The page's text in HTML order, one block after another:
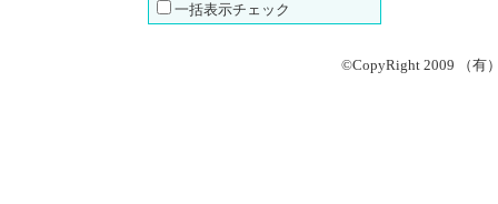
一括表示チェック
©CopyRight 2009 （有